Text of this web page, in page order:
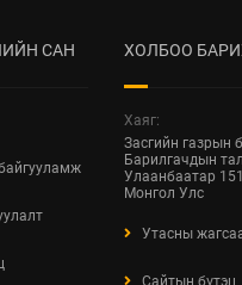
САН ХОЛБОО
Хаяг:
Засгийн газрын
Барилгачдын
Улаанбаатар
Монгол Улс
Утасны
Сайтын бүтэц